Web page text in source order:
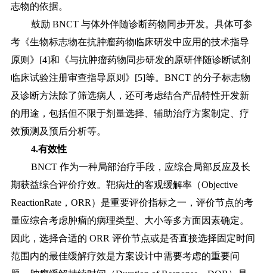
志物的依据。
鼓励 BNCT 与体外伴随诊断药物同步开发。具体可参
考《生物标志物在抗肿瘤药物临床研发中应用的技术指导
原则》[4]和《与抗肿瘤药物同步研发的原研伴随诊断试剂
临床试验注册审查指导原则》[5]等。BNCT 的分子标志物
及诊断方法除了筛选病人，还可考虑结合产品特性开发新
的用途，包括但不限于剂量选择、辅助治疗方案制定、疗
效预测及预后分析等。
4.有效性
BNCT 作为一种局部治疗手段，应综合局部反应及长
期获益综合评价疗效。靶病灶的客观缓解率（Objective
ReactionRate，ORR）是重要评价指标之一，评价节点的考
量应综合考虑肿瘤的病理类型、大小等多方面因素确定。
因此，选择合适的 ORR 评价节点或是否直接选择固定时间
范围内的最佳缓解疗效是方案设计中需要考虑的重要问